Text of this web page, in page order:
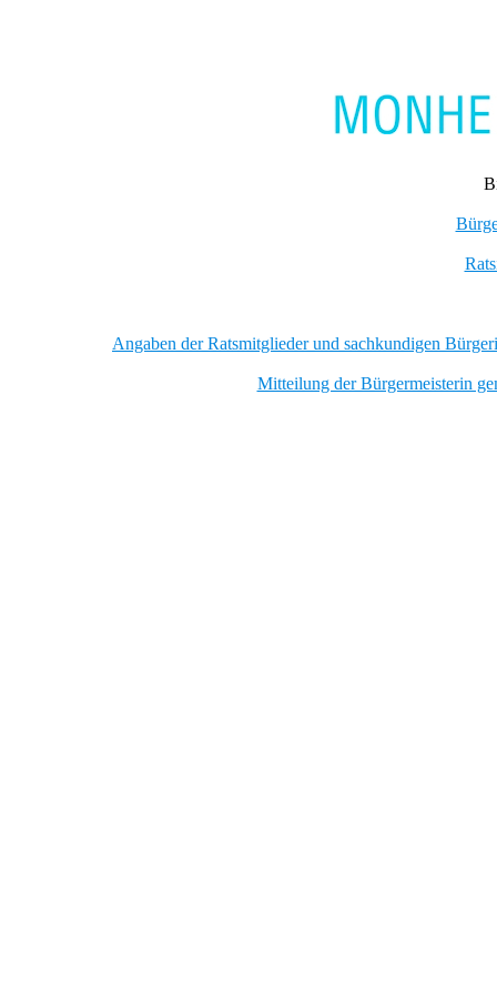
Angaben der Ratsmitglieder und sachkundigen
Mitteilung der Bürgermeisterin